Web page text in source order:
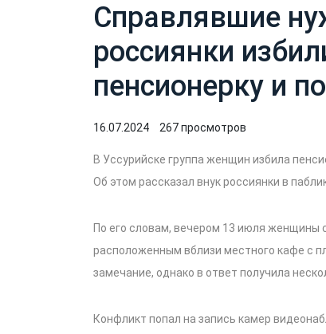
Справлявшие
россиянки
пенсионерку и
16.07.2024 267 просмотров
В Уссурийске группа женщин избила
Об этом рассказал внук россиянки в
По его словам, вечером 13 июля
расположенным вблизи местного кафе с
замечание, однако в ответ получила
Конфликт попал на запись камер